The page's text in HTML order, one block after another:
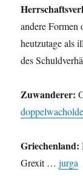
andere Formen
heutzutage als
des
Zuwanderer:
Griechenland:
Grexit …jurga